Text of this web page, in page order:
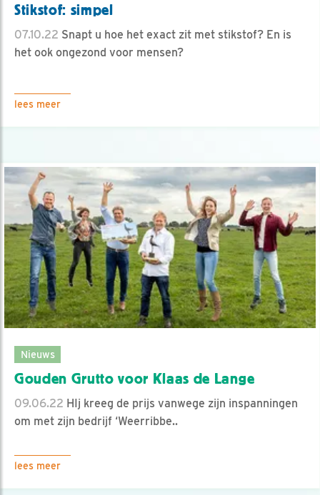
Stikstof: simpel
07.10.22 Snapt u hoe het exact zit met stikstof? En is
het ook ongezond voor mensen?
lees meer
Nieuws
Gouden Grutto voor Klaas de Lange
09.06.22 HIj kreeg de prijs vanwege zijn inspanningen
om met zijn bedrijf ‘Weerribbe..
lees meer